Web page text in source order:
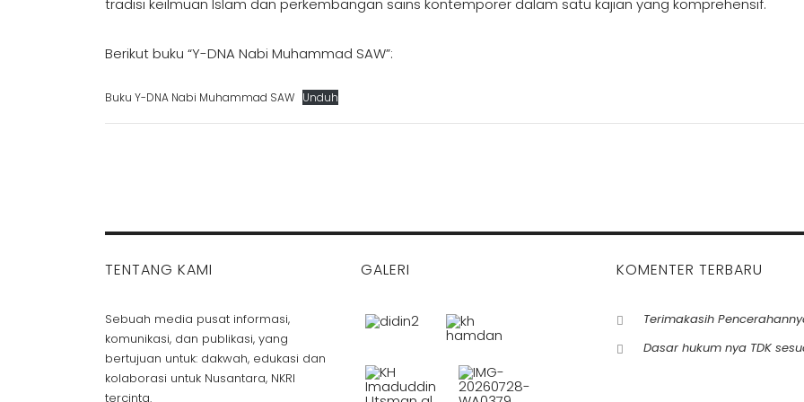
Berikut buku “Y-DNA Nabi Muhammad SAW”:
Buku Y-DNA Nabi Muhammad SAW Unduh
TENTANG KAMI
Sebuah media pusat informasi,
komunikasi, dan publikasi, yang
bertujuan untuk: dakwah, edukasi dan
kolaborasi untuk Nusantara, NKRI
tercinta.
GALERI KOMENTER TERBARU
Terimakasih
Dasar hukum nya TDK